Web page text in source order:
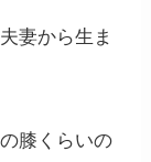
妻から生ま
膝くらいの